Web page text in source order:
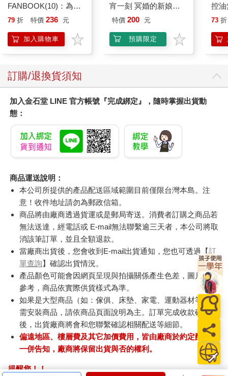
FANBOOK(10)：為了
成為圖書管理員不擇手
79 折 特價 236 元
加入購物車
宵一刻 冥婚的新娘番
外篇
特價 200 元
預購限定
控
凝露
調
滋
73 折
訂購/退換貨須知
加入金石堂 LINE 官方帳號『完成綁定』，隨時掌握出貨動
態：
商品運送說明：
本公司所提供的產品配送區域範圍目前僅限台灣本島。注
意！收件地址請勿為郵政信箱。
商品將由廠商透過貨運或是郵局寄送。消費者訂購之商品若
無法送達，經電話或 E-mail無法聯繫逾三天者，本公司將取
消該筆訂單，並且全額退款。
當廠商出貨後，您會收到E-mail出貨通知，您也可透過【訂
單查詢】確認出貨情況。
產品顏色可能會因網頁呈現與拍攝關係產生色差，圖片僅供
參考，商品依實際供貨樣式為準。
如果是大型商品（如：傢俱、床墊、家電、運動器材等）及
需安裝商品，請依商品頁面說明為主。訂單完成收款確認
後，出貨廠商將會和您聯繫確認相關配送等細節。
偏遠地區、樓層費及其它加價費用，皆由廠商於約定配送時
一併告知，廠商將保留出貨與否的權利。
提醒您！！